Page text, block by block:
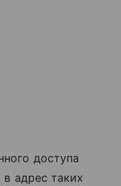
доступа
адрес таких